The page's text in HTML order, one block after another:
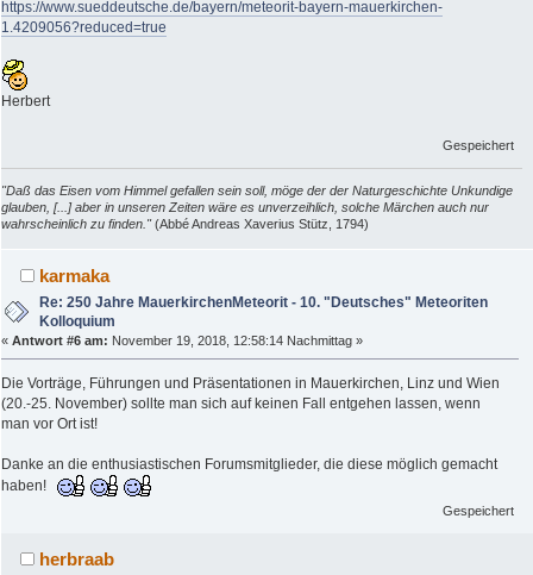
https://www.sueddeutsche.de/bayern/meteorit-bayern-mauerkirchen-
1.4209056?reduced=true
Herbert
Gespeichert
"Daß das Eisen vom Himmel gefallen sein soll, möge der der Naturgeschichte Unkundige
glauben, [...] aber in unseren Zeiten wäre es unverzeihlich, solche Märchen auch nur
wahrscheinlich zu finden."(Abbé Andreas Xaverius Stütz, 1794)
karmaka
Re: 250 Jahre MauerkirchenMeteorit - 10. "Deutsches" Meteoriten
Kolloquium
« Antwort #6 am: November 19, 2018, 12:58:14 Nachmittag »
Die Vorträge, Führungen und Präsentationen in Mauerkirchen, Linz und Wien
(20.-25. November) sollte man sich auf keinen Fall entgehen lassen, wenn
man vor Ort ist!
Danke an die enthusiastischen Forumsmitglieder, die diese möglich gemacht
haben!
Gespeichert
herbraab